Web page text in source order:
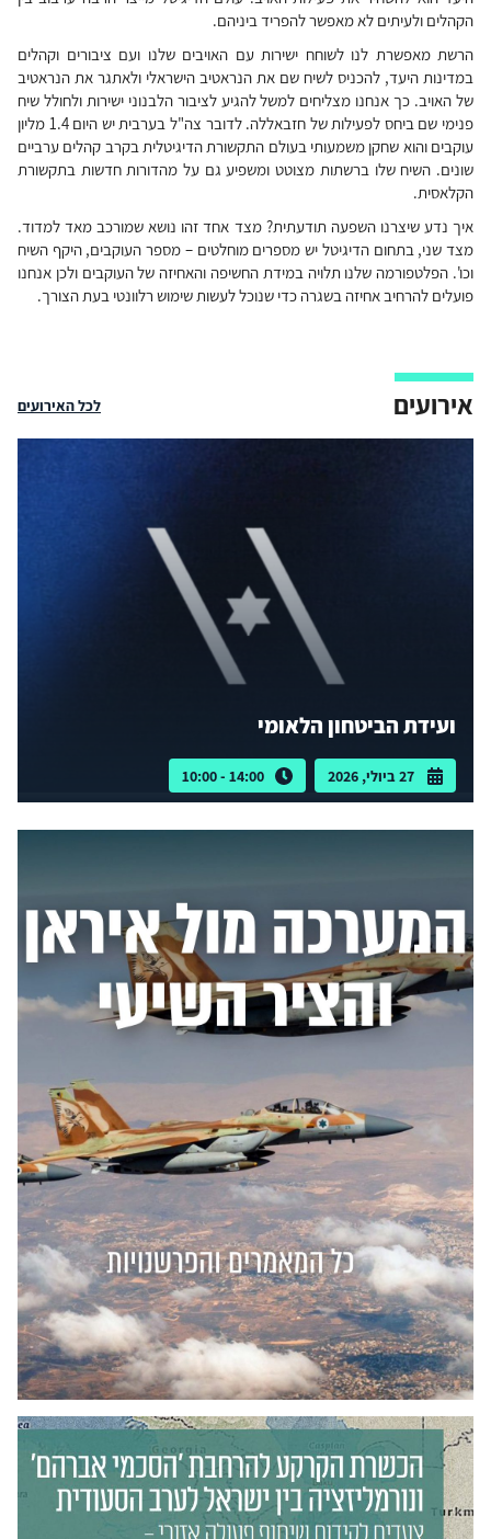
הקהלים ולעיתים לא מאפשר להפריד ביניהם.
הרשת מאפשרת לנו לשוחח ישירות עם האויבים שלנו ועם ציבורים וקהלים
במדינות היעד, להכניס לשיח שם את הנראטיב הישראלי ולאתגר את הנראטיב
של האויב. כך אנחנו מצליחים למשל להגיע לציבור הלבנוני ישירות ולחולל שיח
פנימי שם ביחס לפעילות של חזבאללה. לדובר צה"ל בערבית יש היום 1.4 מליון
עוקבים והוא שחקן משמעותי בעולם התקשורת הדיגיטלית בקרב קהלים ערביים
שונים. השיח שלו ברשתות מצוטט ומשפיע גם על מהדורות חדשות בתקשורת
הקלאסית.
איך נדע שיצרנו השפעה תודעתית? מצד אחד זהו נושא שמורכב מאד למדוד.
מצד שני, בתחום הדיגיטל יש מספרים מוחלטים – מספר העוקבים, היקף השיח
וכו'. הפלטפורמה שלנו תלויה במידת החשיפה והאחיזה של העוקבים ולכן אנחנו
פועלים להרחיב אחיזה בשגרה כדי שנוכל לעשות שימוש רלוונטי בעת הצורך.
אירועים לכל האירועים
ועידת הביטחון הלאומי
27 ביולי, 2026 14:00 - 10:00